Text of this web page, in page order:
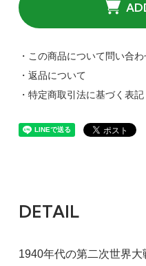
・この商品について問い合わ
・返品について
・特定商取引法に基づく表記
DETAIL
1940年代の第二次世界